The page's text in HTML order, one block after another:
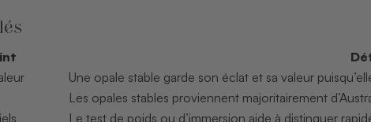
Une opale stable garde son éclat et sa valeur
Les opales stables proviennent majoritairement
Le test de poids ou d’immersion aide à distinguer